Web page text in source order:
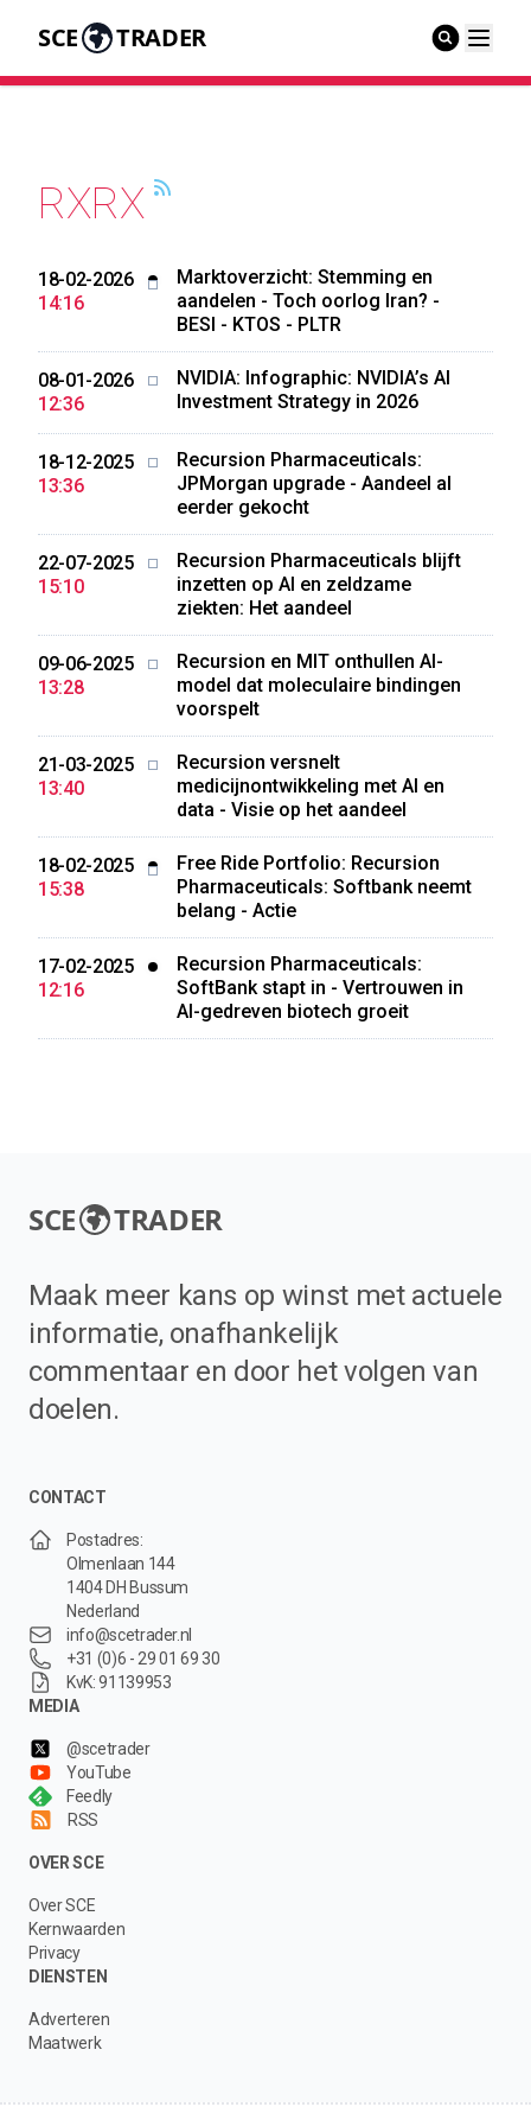
SCE TRADER
RXRX
18-02-2026
14:16
Marktoverzicht: Stemming en
aandelen - Toch oorlog Iran? -
BESI - KTOS - PLTR
08-01-2026
12:36
NVIDIA: Infographic: NVIDIA’s AI
Investment Strategy in 2026
18-12-2025
13:36
Recursion Pharmaceuticals:
JPMorgan upgrade - Aandeel al
eerder gekocht
22-07-2025
15:10
Recursion Pharmaceuticals blijft
inzetten op AI en zeldzame
ziekten: Het aandeel
09-06-2025
13:28
Recursion en MIT onthullen AI-
model dat moleculaire bindingen
voorspelt
21-03-2025
13:40
Recursion versnelt
medicijnontwikkeling met AI en
data - Visie op het aandeel
18-02-2025
15:38
Free Ride Portfolio: Recursion
Pharmaceuticals: Softbank neemt
belang - Actie
17-02-2025
12:16
Recursion Pharmaceuticals:
SoftBank stapt in - Vertrouwen in
AI-gedreven biotech groeit
SCE TRADER
Maak meer kans op winst met actuele
informatie, onafhankelijk
commentaar en door het volgen van
doelen.
CONTACT
Postadres:
Olmenlaan 144
1404 DH Bussum
Nederland
info@scetrader.nl
+31 (0)6 - 29 01 69 30
KvK: 91139953
MEDIA
@scetrader
YouTube
Feedly
RSS
OVER SCE
Over SCE
Kernwaarden
Privacy
DIENSTEN
Adverteren
Maatwerk